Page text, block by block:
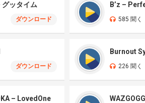
ッタイム
ダウンロード
B’z –
585 聞く
ダウンロード 226 聞く
– LovedOne